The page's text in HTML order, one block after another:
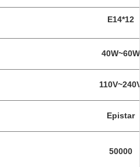
E14*12
40W~60W
Epistar
50000